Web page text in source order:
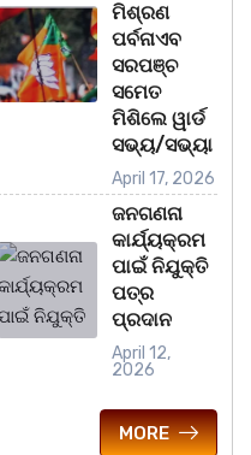
ମିଶ୍ରଣ
ପର୍ବନାଏବ
ସରପଞ୍ଚ
ସମେତ
ମିଶିଲେ ୱାର୍ଡ
ସଭ୍ୟ/ସଭ୍ୟା
April 17, 2026
ଜନଗଣନା
କାର୍ଯ୍ୟକ୍ରମ
ପାଇଁ ନିଯୁକ୍ତି
ପତ୍ର
ପ୍ରଦାନ
April 12,
2026
MORE